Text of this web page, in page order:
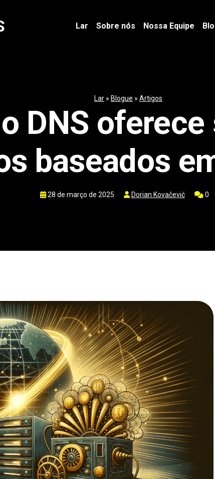
Lar Sobre nós Nossa Equipe
Lar » Blogue » Artigos
DNS
baseados
28 de março de 2025 Dorian Kovačević 0